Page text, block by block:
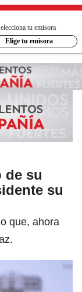
tu emisora
Elige tu emisora
de su
su
que, ahora